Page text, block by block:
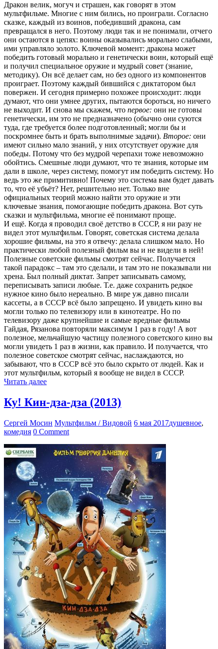
Дракон велик, могуч и страшен, как говорят в этом
мультфильме. Многие с ним бились, но проиграли. Согласно
сказке, каждый из воинов, победивший дракона, сам
превращался в него. Поэтому люди так и не понимали, отчего
они остаются в цепях: воины оказывались морально слабыми,
ими управляло золото. Ключевой момент: дракона может
победить готовый морально и генетически воин, который ещё
и получил специальное оружие и мудрый совет (знание,
методику). Он всё делает сам, но без одного из компонентов
проиграет. Поэтому каждый бившийся с диктатором был
повержен. И сегодня примерно похожее происходит: люди
думают, что они умнее других, пытаются бороться, но ничего
не выходит. И снова мы скажем, что первое: они не готовы
генетически, им это не предназначено (обычно они суются
туда, где требуется более подготовленный; могли бы и
поскромнее быть и брать выполнимые задачи). Второе: они
имеют сильно мало знаний, у них отсутствует оружие для
победы. Потому что без мудрой черепахи тоже невозможно
обойтись. Смешные люди думают, что те знания, которые им
дали в школе, через систему, помогут им победить систему. Но
ведь это же примитивно! Почему это система вам будет давать
то, что её убьёт? Нет, решительно нет. Только вне
официальных теорий можно найти это оружие и эти
ключевые знания, помогающие победить дракона. Вот суть
сказки и мультфильма, многие её понимают проще.
И ещё. Когда я проводил своё детство в СССР, я ни разу не
видел этот мультфильм. Говорят, советская система делала
хорошие фильмы, на это я отвечу: делала слишком мало. Но
практически любой полезный фильм вы и не видели в ней!
Полезные советские фильмы смотрят сейчас. Получается
такой парадокс – там это сделали, и там это не показывали ни
хрена. Был полный диктат. Запрет записывать самому,
переписывать записи любые. Т.е. даже сохранить редкое
нужное кино было нереально. В мире уж давно писали
кассеты, а в СССР всё было запрещено. И увидеть кино вы
могли только по телевизору или в кинотеатре. Но по
телевизору даже крупнейшие и самые вредные фильмы
Гайдая, Рязанова повторяли максимум 1 раз в году! А вот
полезное, мельчайшую частицу полезного советского кино вы
могли увидеть 1 раз в жизни, как правило. И получается, что
полезное советское смотрят сейчас, наслаждаются, но
забывают, что в СССР всё это было скрыто от людей. Как и
этот мультфильм, который я вообще не видел в СССР.
Читать далее
Ку! Кин-дза-дза (2013)
Сергей Мосин Мультфильм / Видовой 6 мая 2017душевное,
комедия 0 Comment